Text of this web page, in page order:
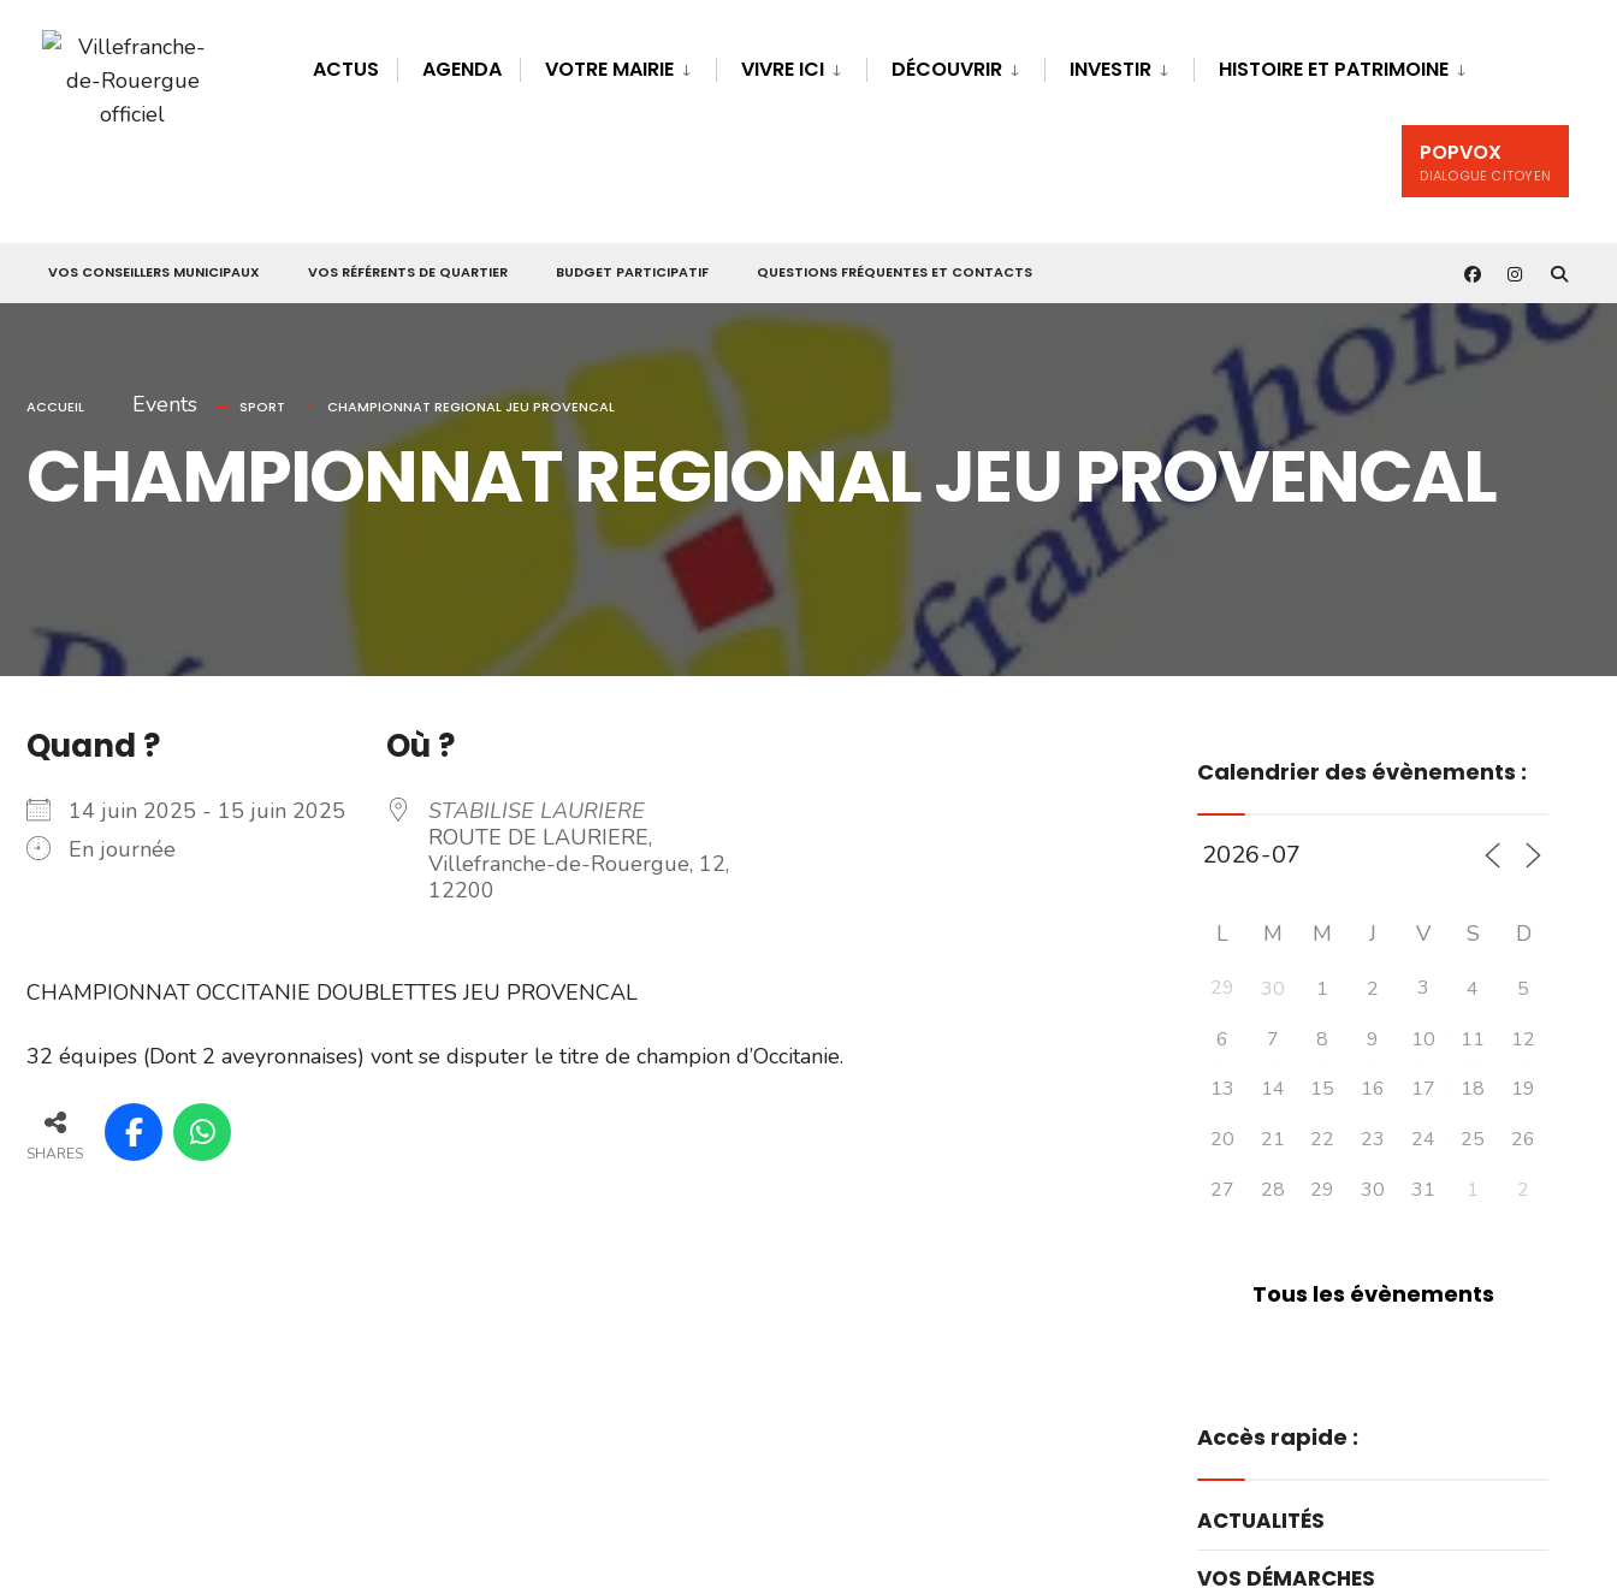
Skip
content
ACTUS AGENDA VOTRE MAIRIE VIVRE ICI DÉCOUVRIR INVESTIR HISTOIRE ET PATRIMOINE
POPVOX
DIALOGUE CITOYEN
VOS CONSEILLERS MUNICIPAUX VOS RÉFÉRENTS DE QUARTIER BUDGET PARTICIPATIF QUESTIONS FRÉQUENTES ET CONTACTS
ACCUEIL Events SPORT CHAMPIONNAT REGIONAL JEU PROVENCAL
CHAMPIONNAT REGIONAL JEU PROVENCAL
Quand ?
14 juin 2025 - 15 juin 2025
En journée
Où ?
STABILISE LAURIERE
ROUTE DE LAURIERE,
Villefranche-de-Rouergue, 12,
12200
CHAMPIONNAT OCCITANIE DOUBLETTES JEU PROVENCAL
32 équipes (Dont 2 aveyronnaises) vont se disputer le titre de champion d’Occitanie.
SHARES
Calendrier des évènements :
L M M J V S D
29 30 1 2 3 4
5
6
7 8 9 10 11
12
13
14 15 16 17 18
19
20
21 22 23 24 25
26
27
28 29 30 31 1 2
Tous les évènements
Accès rapide :
ACTUALITÉS
VOS DÉMARCHES